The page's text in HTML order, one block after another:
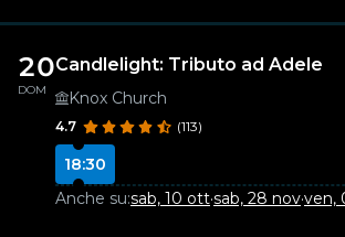
20
DOM
Candlelight: Tributo ad Adele
Knox Church
4.7 (113)
18:30
Anche su:sab, 10 ott·sab, 28 nov·ven,